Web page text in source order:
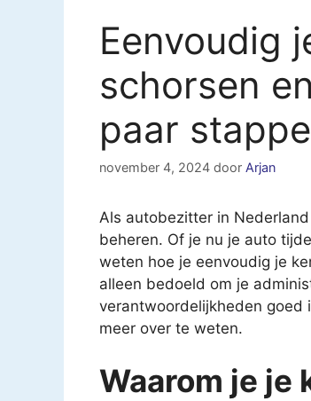
Eenvoudig
schorsen
paar
november 4, 2024 door Arjan
Als autobezitter in
beheren. Of je nu je auto
weten hoe je eenvoudig je
alleen bedoeld om je
verantwoordelijkheden goed
meer over te weten.
Waarom je je